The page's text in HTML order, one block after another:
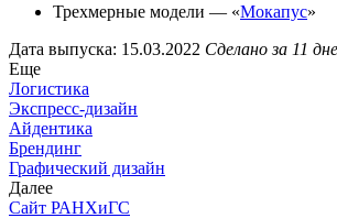
Трехмерные модели — «Мокапус»
Дата выпуска: 15.03.2022 Сделано за 11
Еще
Логистика
Экспресс-дизайн
Айдентика
Брендинг
Графический дизайн
Далее
Сайт РАНХиГС